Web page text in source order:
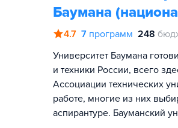
Баумана
4.7 7 программ 248
Университет Баумана
и техники России, всего
Ассоциации технических
работе, многие из них
аспирантуре. Бауманский